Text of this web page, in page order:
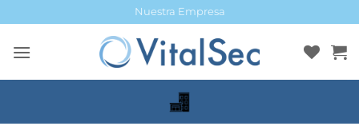
al
contenido
Nuestra Empresa